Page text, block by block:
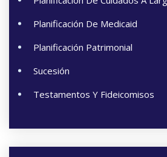
Planificación De Medicaid
Planificación Patrimonial
Sucesión
Testamentos Y Fideicomisos